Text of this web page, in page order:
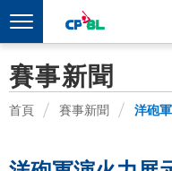
賽事新聞
首頁 賽事新聞 洋砲